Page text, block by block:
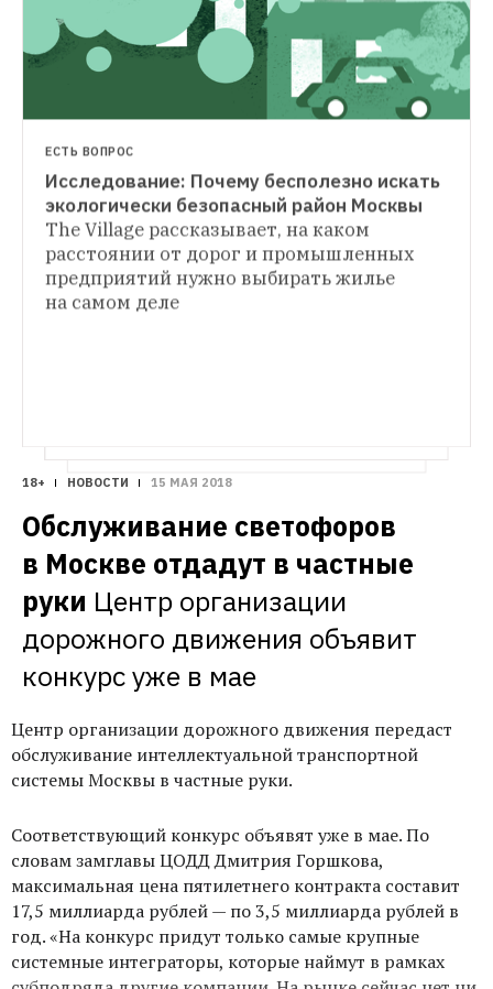
ИНФРАСТРУКТУРА
Мусорный бунт: За что Москве должно
быть стыдноКак столица атакует область
отходами и когда это закончится
НА МЕСТЕ
Кучино: Жизнь рядом со свалкой,
закрытой ПутинымДома из мусора
и отпуск в Крыму — что дает крупнейший
мусорный полигон Подмосковья
ЕСТЬ ВОПРОС
Исследование: Почему бесполезно искать
экологически безопасный район Москвы
The Village рассказывает, на каком
расстоянии от дорог и промышленных
предприятий нужно выбирать жилье
на самом деле
18+ НОВОСТИ 15 МАЯ 2018
Обслуживание светофоров
в Москве отдадут в частные
руки Центр организации
дорожного движения объявит
конкурс уже в мае
Центр организации дорожного движения передаст
обслуживание интеллектуальной транспортной
системы Москвы в частные руки.
Соответствующий конкурс объявят уже в мае. По
словам замглавы ЦОДД Дмитрия Горшкова,
максимальная цена пятилетнего контракта составит
17,5 миллиарда рублей — по 3,5 миллиарда рублей в
год. «На конкурс придут только самые крупные
системные интеграторы, которые наймут в рамках